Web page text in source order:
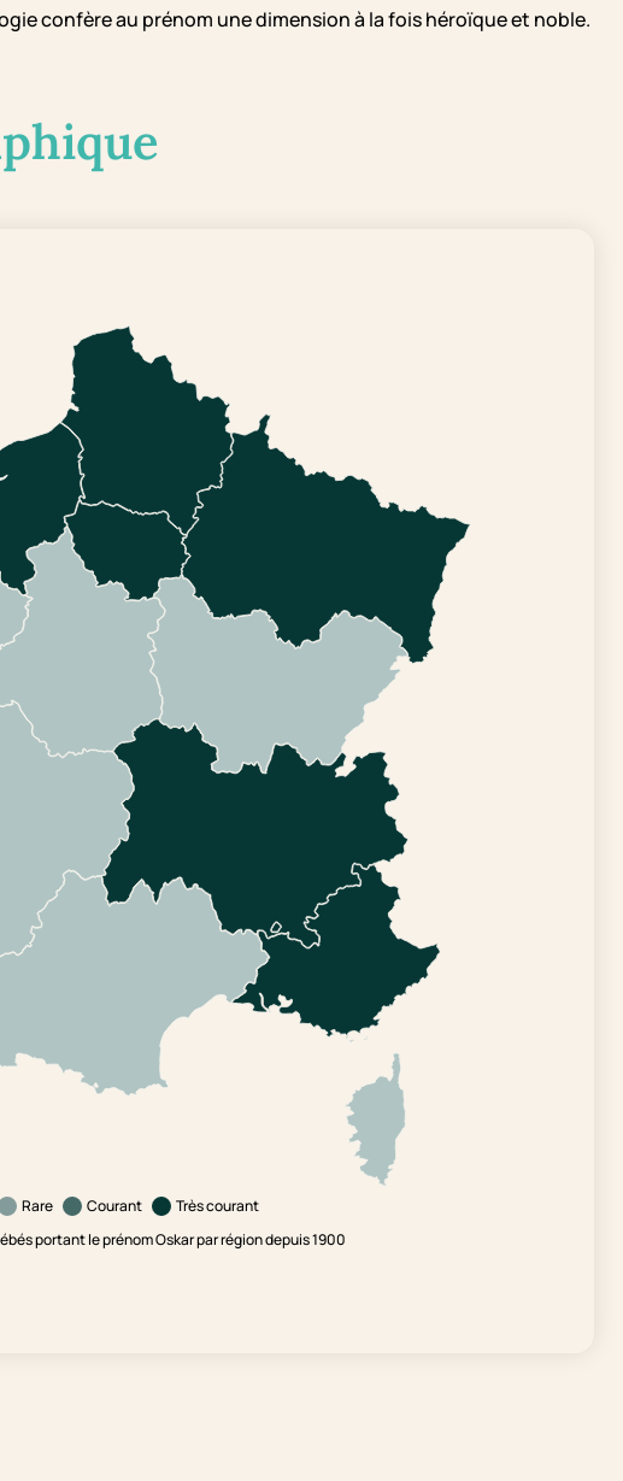
confère au prénom une dimension à la fois héroïque et noble.
Rare Courant
Très courant
portant le prénom Oskar par région depuis 1900